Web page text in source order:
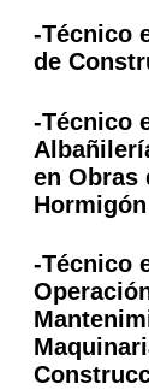
-Técnico
de
-Técnico
en Obras
Hormigón
-Técnico